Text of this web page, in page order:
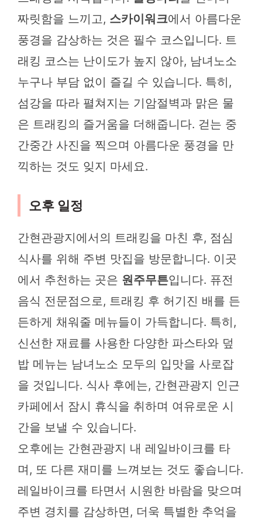
짜릿함을 느끼고, 스카이워크에서 아름다운
풍경을 감상하는 것은 필수 코스입니다. 트
래킹 코스는 난이도가 높지 않아, 남녀노소
누구나 부담 없이 즐길 수 있습니다. 특히,
섬강을 따라 펼쳐지는 기암절벽과 맑은 물
은 트래킹의 즐거움을 더해줍니다. 걷는 중
간중간 사진을 찍으며 아름다운 풍경을 만
끽하는 것도 잊지 마세요.
오후 일정
간현관광지에서의 트래킹을 마친 후, 점심
식사를 위해 주변 맛집을 방문합니다. 이곳
에서 추천하는 곳은 원주무튼입니다. 퓨전
음식 전문점으로, 트래킹 후 허기진 배를 든
든하게 채워줄 메뉴들이 가득합니다. 특히,
신선한 재료를 사용한 다양한 파스타와 덮
밥 메뉴는 남녀노소 모두의 입맛을 사로잡
을 것입니다. 식사 후에는, 간현관광지 인근
카페에서 잠시 휴식을 취하며 여유로운 시
간을 보낼 수 있습니다.
오후에는 간현관광지 내 레일바이크를 타
며, 또 다른 재미를 느껴보는 것도 좋습니다.
레일바이크를 타면서 시원한 바람을 맞으며
주변 경치를 감상하면, 더욱 특별한 추억을